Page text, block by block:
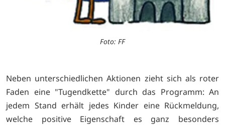
Foto: FF
Neben unterschiedlichen Aktionen zieht sich als roter
Faden eine "Tugendkette" durch das Programm: An
jedem Stand erhält jedes Kinder eine Rückmeldung,
welche positive Eigenschaft es ganz besonders